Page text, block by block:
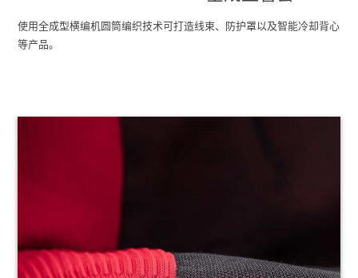
使用全成型横编机圆筒编织技术可打造线束、防护罩以及智能冷却背心
等产品。